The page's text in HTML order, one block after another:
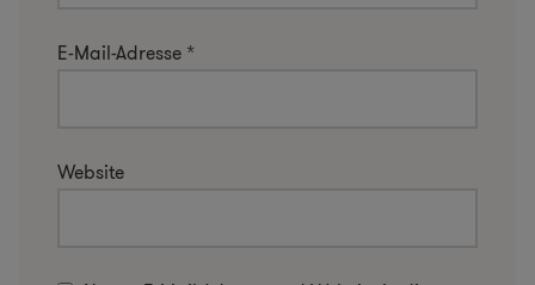
E-Mail-Adresse *
Website